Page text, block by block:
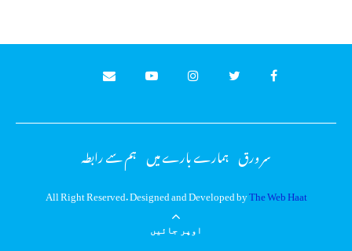
سر ورق ہمارے بارے میں ہم سے رابطہ
All Right Reserved. Designed and Developed byThe Web Haat
اوپر جائیں